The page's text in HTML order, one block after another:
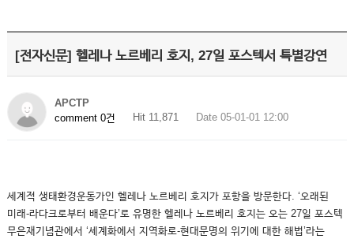
[전자신문] 헬레나 노르베리 호지, 27일 포스텍서 특별강연
APCTP
comment 0건
Hit 11,871 Date 05-01-01 12:00
세계적 생태환경운동가인 헬레나 노르베리 호지가 포항을 방문한다. ‘오래된
미래-라다크로부터 배운다’로 유명한 헬레나 노르베리 호지는 오는 27일 포스텍
무은재기념관에서 ‘세계화에서 지역화로-현대문명의 위기에 대한 해법’라는